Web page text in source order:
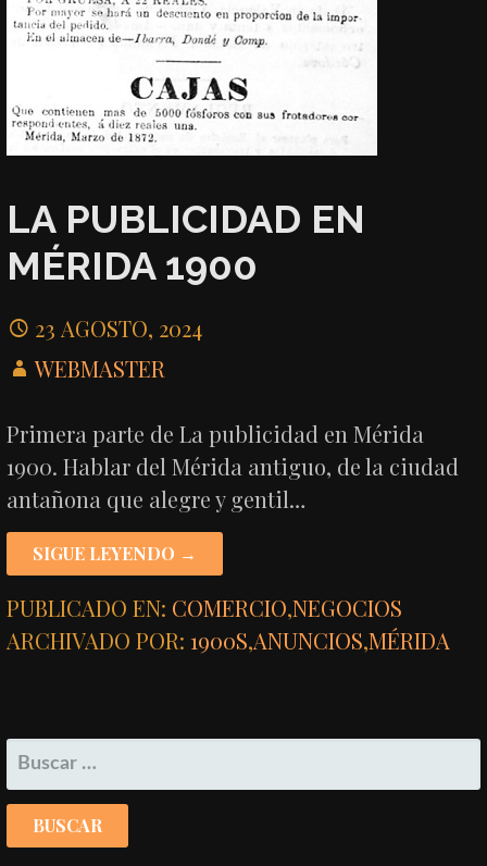
LA PUBLICIDAD EN
MÉRIDA 1900
23 AGOSTO, 2024
WEBMASTER
Primera parte de La publicidad en Mérida
1900. Hablar del Mérida antiguo, de la ciudad
antañona que alegre y gentil…
SIGUE LEYENDO →
PUBLICADO EN: COMERCIO,NEGOCIOS
ARCHIVADO POR:1900S,ANUNCIOS,MÉRIDA
BUSCAR: